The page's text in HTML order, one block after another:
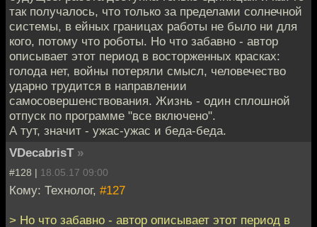
так получалось, что только за пределами солнечной
системы, в ейных границах работы не было ни для
кого, потому что роботы. Но что забавно - автор
описывает этот период в восторженных красках:
голода нет, войны потеряли смысл, человечество
ударно трудится в направлении
самосовершенствования. Жизнь - один сплошной
отпуск по программе "все включено".
А тут, значит - ужас-ужас и беда-беда.
VDecabrisT »
#128 | 18.05.17 09:00
Кому: Технолог, #127
> Но что забавно - автор описывает этот период в